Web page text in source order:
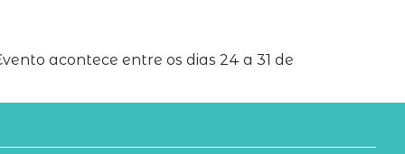
acontece entre os dias 24 a 31 de